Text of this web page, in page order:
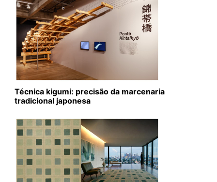
Técnica kigumi: precisão da marcenaria
tradicional japonesa